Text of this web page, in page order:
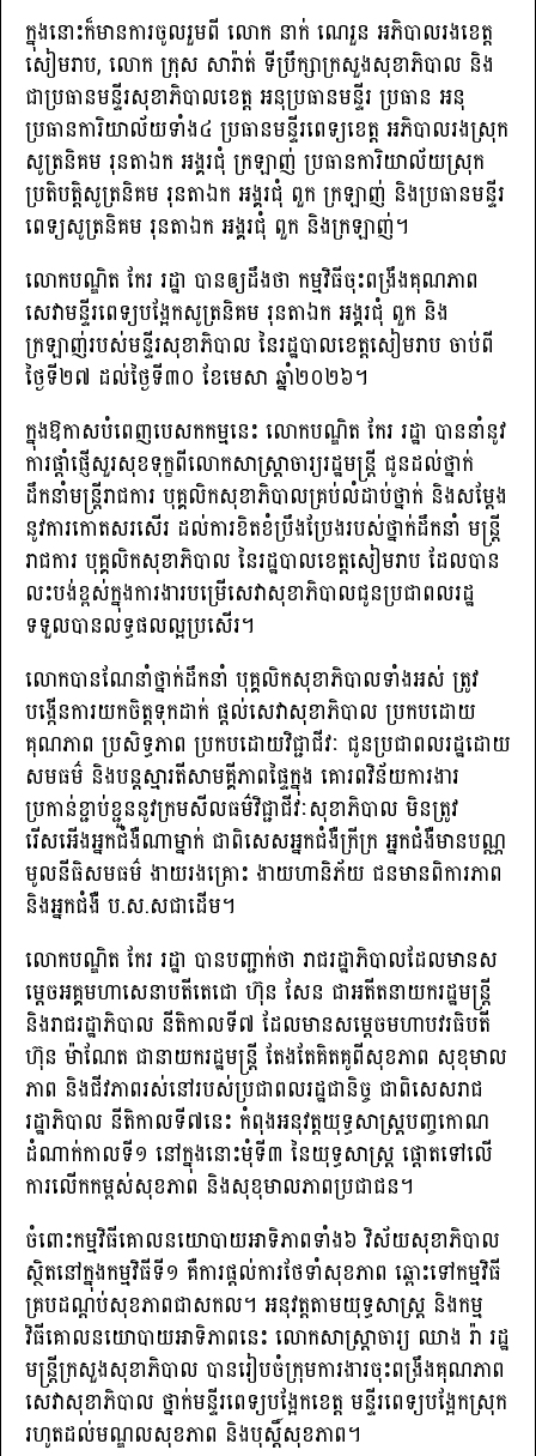
ក្នុងនោះក៏មានការចូលរួមពី លោក​ នាក់​ ណេរួន​ អភិបាល​រង​ខេត្ត​
សៀម​រាប​, លោក​ ក្រុស​ សារ៉ាត់​ ទី​ប្រឹក្សា​ក្រសួង​សុខាភិបាល​ និង​
ជា​ប្រធាន​មន្ទីរ​សុខាភិបាល​ខេត្ត​ អនុប្រធាន​មន្ទីរ​ ប្រធាន​ អនុ
ប្រធាន​ការិយាល័យ​ទាំង​៤​ ប្រធាន​មន្ទីរពេទ្យ​ខេត្ត​ អភិបាល​រង​ស្រុក​​
សូត្រ​និគម​ រុន​តាឯក​ អង្គរ​ជុំ​ ក្រឡាញ់​ ប្រធាន​ការិយាល័យ​ស្រុក​
ប្រតិបត្តិ​សូត្រ​និគម​ រុន​តាឯក​ អង្គរ​ជុំ​ ពួក​ ក្រឡាញ់​ និង​ប្រធាន​មន្ទីរ
ពេទ្យ​សូត្រ​និគម​ រុន​តាឯក​ អង្គរ​ជុំ​ ពួក​ និង​ក្រឡាញ់​។
លោក​បណ្ឌិត​ កែរ​ រដ្ឋា​ បានឲ្យដឹងថា​ កម្មវិធីចុះពង្រឹងគុណភាព
សេវាមន្ទីរពេទ្យបង្អែក​សូត្រ​និគម​ រុន​តាឯក​ អង្គរ​ជុំ​ ពួក​ និង​
ក្រឡាញ់​របស់មន្ទីរសុខាភិបាល​ នៃរដ្ឋបាលខេត្ត​សៀមរាប​ ចាប់​ពី​
ថ្ងៃទី២៧​ ដល់​ថ្ងៃ​ទី​៣០​ ខែមេសា​ ឆ្នាំ២០២៦​។
ក្នុងឱកាសបំពេញបេសកកម្មនេះ លោក​បណ្ឌិត កែរ រដ្ឋា បាននាំនូវ
ការផ្តាំផ្ញើសួរសុខទុក្ខពីលោកសាស្ត្រាចារ្យ​រដ្ឋមន្ត្រី​ ជូនដល់ថ្នាក់
ដឹកនាំមន្ត្រីរាជការ បុគ្គលិកសុខាភិបាលគ្រប់លំដាប់ថ្នាក់ និងសម្តែង
នូវការកោតសរសើរ ដល់ការខិតខំប្រឹងប្រែងរបស់ថ្នាក់ដឹកនាំ មន្ត្រី
រាជការ បុគ្គលិកសុខាភិបាល នៃរដ្ឋបាលខេត្ត​សៀមរាប​ ដែលបាន
លះបង់ខ្ពស់ក្នុងការងារបម្រើសេវាសុខាភិបាលជូនប្រជាពលរដ្ឋ​
ទទួលបានលទ្ធផលល្អប្រសើរ។
លោកបានណែនាំថ្នាក់ដឹកនាំ បុគ្គលិកសុខាភិបាលទាំងអស់ ត្រូវ
បង្កើនការយកចិត្តទុកដាក់ ផ្តល់សេវាសុខាភិបាល ប្រកបដោយ
គុណភាព ប្រសិទ្ធភាព ប្រកបដោយ​វិជ្ជាជីវៈ​ ជូនប្រជាពលរដ្ឋដោយ
សមធម៌ និងបន្តស្មារតីសាមគ្គីភាពផ្ទៃក្នុង គោរពវិន័យការងារ
ប្រកាន់ខ្ជាប់​ខ្ជួននូវក្រមសីលធម៌វិជ្ជាជីវៈសុខាភិបាល មិន​ត្រូវ​
រើសអើង​អ្នក​ជំងឺ​ណា​ម្នាក់​ ជា​ពិសេស​អ្នក​ជំងឺ​ក្រីក្រ​ អ្នក​ជំងឺ​មាន​បណ្ណ​
មូល​នីធិ​​សមធម៌​ ងាយ​រង​គ្រោះ​ ងាយ​ហានិភ័យ​ ជន​មាន​ពិការភាព​
និង​អ្នក​ជំងឺ​ ប.ស.ស​ជាដើម។
លោក​បណ្ឌិត កែរ រដ្ឋា បានបញ្ជាក់​ថា រាជរដ្ឋាភិបាលដែលមានស
ម្តេចអគ្គមហាសេនាបតីតេជោ ហ៊ុន សែន ជាអតីតនាយករដ្ឋមន្ត្រី
និងរាជរដ្ឋាភិបាល នីតិកាលទី៧ ដែលមានសម្តេចមហាបវរធិបតី
ហ៊ុន ម៉ាណែត ជានាយករដ្ឋមន្ត្រី តែងតែគិតគូពីសុខភាព​ សុខុមាល
ភាព​ និងជីវភាពរស់នៅរបស់ប្រជាពលរដ្ឋជានិច្ច ជាពិសេសរាជ
រដ្ឋាភិបាល នីតិកាលទី៧នេះ កំពុងអនុវត្តយុទ្ធសាស្ត្របញ្ចកោណ
ដំណាក់កាលទី១ នៅក្នុង​នោះ​មុំទី៣ នៃយុទ្ធសាស្ត្រ ផ្តោតទៅលើ
ការលើកកម្ពស់សុខភាព និងសុខុមាលភាពប្រជាជន។
ចំពោះកម្មវិធីគោលនយោបាយអាទិភាពទាំង៦ វិស័យសុខាភិបាល
ស្ថិតនៅក្នុងកម្មវិធីទី១ គឺការផ្តល់ការថែទាំសុខភាព ឆ្ពោះទៅកម្មវិធី
គ្របដណ្ដប់សុខភាពជាសកល។ អនុវត្តតាមយុទ្ធសាស្ត្រ និងកម្ម
វិធីគោលនយោបាយអាទិភាពនេះ លោកសាស្ត្រាចារ្យ ឈាង រ៉ា រដ្ឋ
មន្ត្រីក្រសួងសុខាភិបាល បានរៀបចំក្រុមការងារចុះពង្រឹងគុណភាព
សេវាសុខាភិបាល ថ្នាក់មន្ទីរពេទ្យបង្អែកខេត្ត មន្ទីរពេទ្យបង្អែកស្រុក
រហូតដល់មណ្ឌលសុខភាព និងបុស្ដិ៍សុខភាព​។